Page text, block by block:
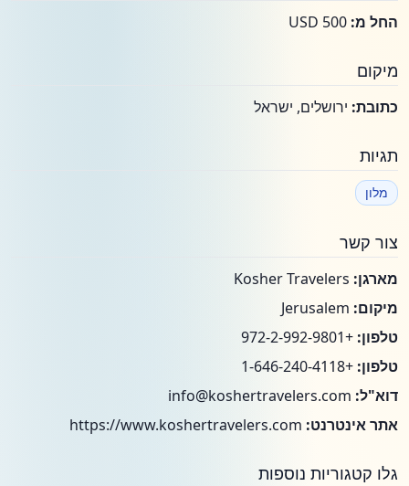
החל מ:
מיקום
כתובת: ירושלים, ישראל
תגיות
מלון
צור קשר
מארגן:
מיקום:
טלפון: +972-2-992-9801
טלפון: +1-646-240-4118
דוא"ל: info@koshertravelers.com
אתר אינטרנט:
גלו קטגוריות נוספות